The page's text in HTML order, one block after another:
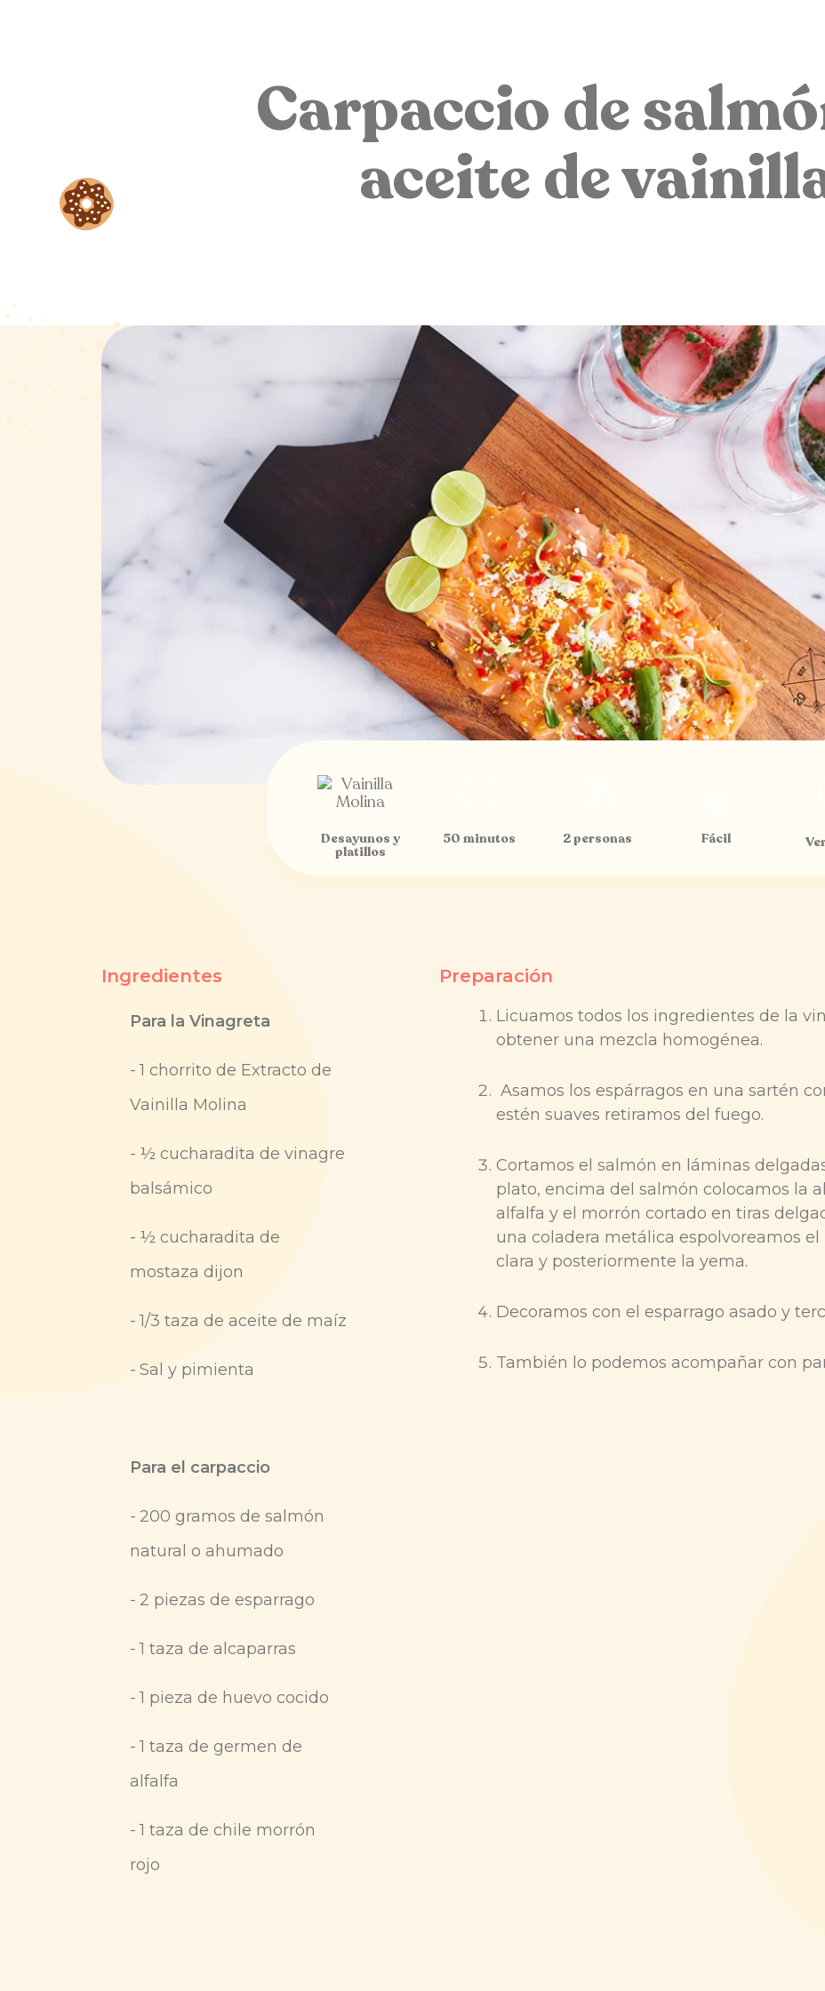
Carpaccio de
aceite de
Desayunos y
platillos
50 minutos 2 personas Fácil
Ingredientes
Para la Vinagreta
- 1 chorrito de Extracto de
Vainilla Molina
- ½ cucharadita de vinagre
balsámico
- ½ cucharadita de
mostaza dijon
- 1/3 taza de aceite de maíz
- Sal y pimienta
Para el carpaccio
- 200 gramos de salmón
natural o ahumado
- 2 piezas de esparrago
- 1 taza de alcaparras
- 1 pieza de huevo cocido
- 1 taza de germen de
alfalfa
- 1 taza de chile morrón
rojo
Preparación
Licuamos todos los ingredientes de la
obtener una mezcla homogénea.
Asamos los espárragos en una sartén
estén suaves retiramos del fuego.
Cortamos el salmón en láminas
plato, encima del salmón colocamos la
alfalfa y el morrón cortado en tiras
una coladera metálica espolvoreamos
clara y posteriormente la yema.
Decoramos con el esparrago asado y
También lo podemos acompañar con